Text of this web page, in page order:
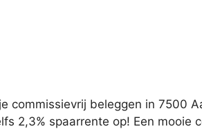
commissievrij beleggen in 7500
2,3% spaarrente op! Een mooie